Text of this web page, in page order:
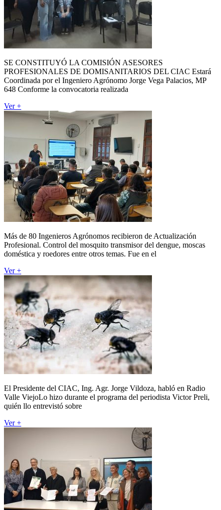
SE CONSTITUYÓ LA COMISIÓN ASESORES
PROFESIONALES DE DOMISANITARIOS DEL CIAC Estará
Coordinada por el Ingeniero Agrónomo Jorge Vega Palacios, MP
648 Conforme la convocatoria realizada
Ver +
Más de 80 Ingenieros Agrónomos recibieron de Actualización
Profesional. Control del mosquito transmisor del dengue, moscas
doméstica y roedores entre otros temas. Fue en el
Ver +
El Presidente del CIAC, Ing. Agr. Jorge Vildoza, habló en Radio
Valle ViejoLo hizo durante el programa del periodista Victor Preli,
quién llo entrevistó sobre
Ver +